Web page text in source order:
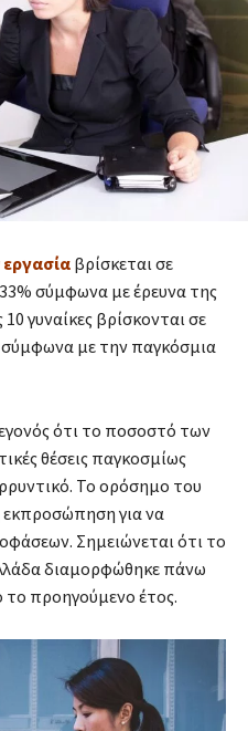
βρίσκεται σε
33% σύμφωνα με έρευνα της
γυναίκες βρίσκονται σε
σύμφωνα με την παγκόσμια
ότι το ποσοστό των
θέσεις παγκοσμίως
Το ορόσημο του
εκπροσώπηση για να
Σημειώνεται ότι το
διαμορφώθηκε πάνω
προηγούμενο έτος.